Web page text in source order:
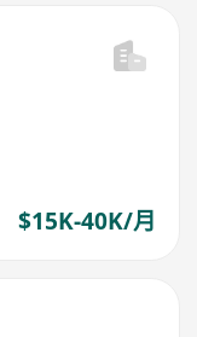
$15K-40K/月